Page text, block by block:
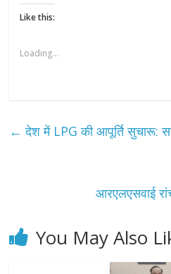
Like this:
Loading...
← देश में LPG की आपूर्ति सुचारू:
आरएलएसवाई
You May Also